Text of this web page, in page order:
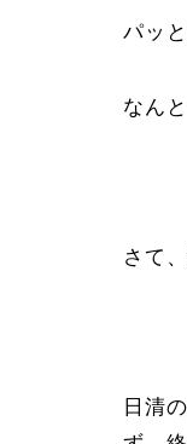
パッ
なん
さて
日清